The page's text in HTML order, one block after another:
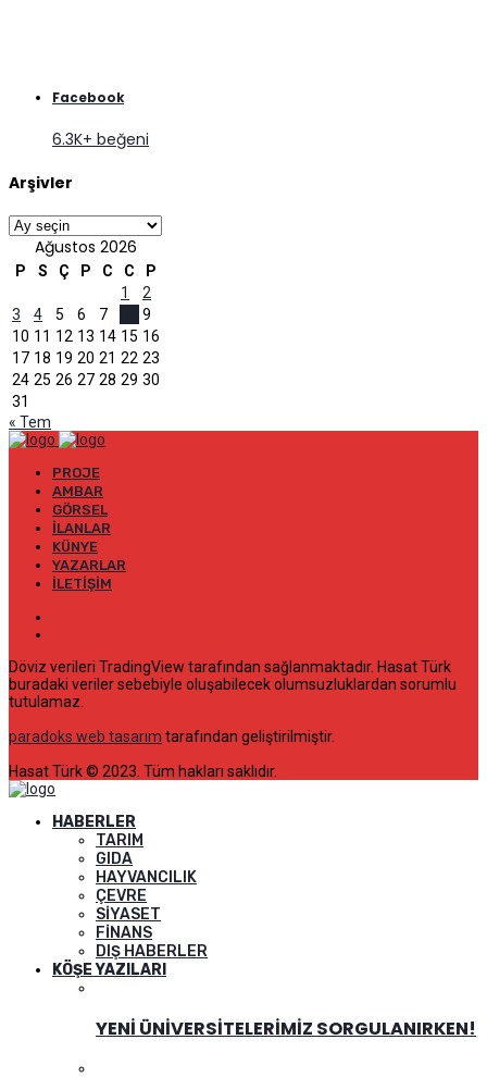
Facebook
6.3K+ beğeni
Arşivler
Arşivler
Ağustos 2026
P S Ç P C C
P
1
2
3
4 5 6 7
9
10 11 12 13 14 15 16
17 18 19 20 21 22 23
24 25 26 27 28 29 30
31
« Tem
PROJE
AMBAR
GÖRSEL
İLANLAR
KÜNYE
YAZARLAR
İLETIŞIM
Döviz verileri TradingView tarafından sağlanmaktadır. Hasat Türk
buradaki veriler sebebiyle oluşabilecek olumsuzluklardan sorumlu
tutulamaz.
paradoks web tasarım tarafından geliştirilmiştir.
Hasat Türk © 2023. Tüm hakları saklıdır.
HABERLER
TARIM
GIDA
HAYVANCILIK
ÇEVRE
SIYASET
FINANS
DIŞ HABERLER
KÖŞE YAZILARI
YENI ÜNIVERSITELERIMIZ SORGULANIRKEN!